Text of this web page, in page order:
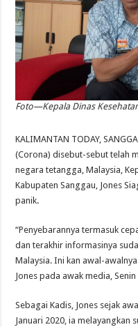
Foto—Kepala Dinas
KALIMANTAN TODAY,
(Corona) disebut-sebut telah
negara tetangga, Malaysia,
Kabupaten Sanggau, Jones
panik.
“Penyebarannya termasuk
dan terakhir informasinya
Malaysia. Ini kan awal-
Jones pada awak media,
Sebagai Kadis, Jones sejak
Januari 2020, ia melayangkan